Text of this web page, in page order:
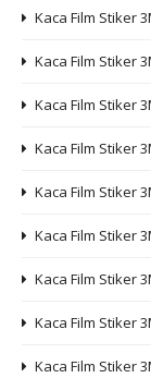
Kaca Film Stiker
Kaca Film Stiker
Kaca Film Stiker
Kaca Film Stiker
Kaca Film Stiker
Kaca Film Stiker
Kaca Film Stiker
Kaca Film Stiker
Kaca Film Stiker